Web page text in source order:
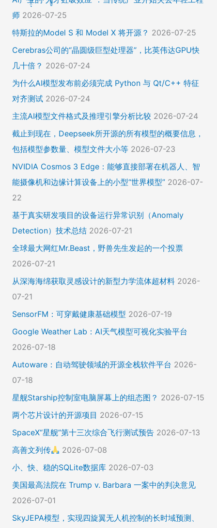
师 2026-07-25
特斯拉的Model S 和 Model X 将开源？ 2026-07-25
Cerebras公司的“晶圆级巨型处理器”，比英伟达GPU快
几十倍？ 2026-07-24
为什么AI模型发布前必须完成 Python 与 Qt/C++ 特征
对齐测试 2026-07-24
主流AI模型文件格式及推理引擎分析比较 2026-07-24
截止到现在，Deepseek所开源的所有模型的概要信息，
包括模型参数量、模型文件大小等 2026-07-23
NVIDIA Cosmos 3 Edge：能够直接部署在机器人、智
能摄像机和边缘计算设备上的小型“世界模型” 2026-07-
22
基于真实研发项目的设备运行异常识别（Anomaly
Detection）技术总结 2026-07-21
全球最大网红Mr.Beast，野兽先生发起的一个投票
2026-07-21
从深海海绵获取灵感设计的新型力学流体超材料 2026-
07-21
SensorFM：可穿戴健康基础模型 2026-07-19
Google Weather Lab：AI天气模型可视化实验平台
2026-07-18
Autoware：自动驾驶领域的开源全栈软件平台 2026-
07-18
星舰Starship控制室电脑屏幕上的组态图？ 2026-07-15
两个芯片设计的开源项目 2026-07-15
SpaceX“星舰”第十三次综合飞行测试预告 2026-07-13
高善文列传
2026-07-08
小、快、稳的SQLite数据库 2026-07-03
美国最高法院在 Trump v. Barbara 一案中的判决意见
2026-07-01
SkyJEPA模型，实现四旋翼无人机控制的长时域预测、